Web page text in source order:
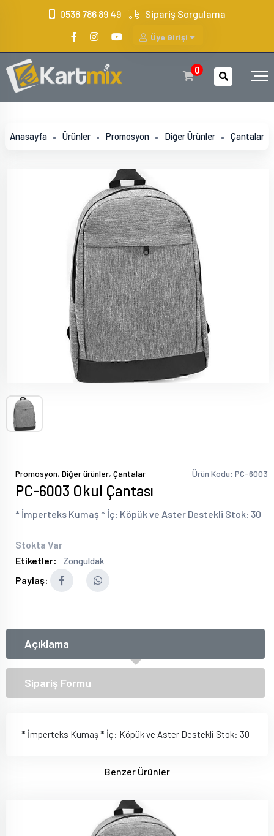
0538 786 89 49 Sipariş Sorgulama
Üye Girişi
0
Anasayfa Ürünler Promosyon Diğer Ürünler Çantalar
Promosyon, Diğer ürünler, Çantalar Ürün Kodu: PC-6003
PC-6003 Okul Çantası
* İmperteks Kumaş * İç: Köpük ve Aster Destekli Stok: 30
Stokta Var
Etiketler:
Zonguldak
Paylaş:
Açıklama
Sipariş Formu
* İmperteks Kumaş * İç: Köpük ve Aster Destekli Stok: 30
Benzer Ürünler